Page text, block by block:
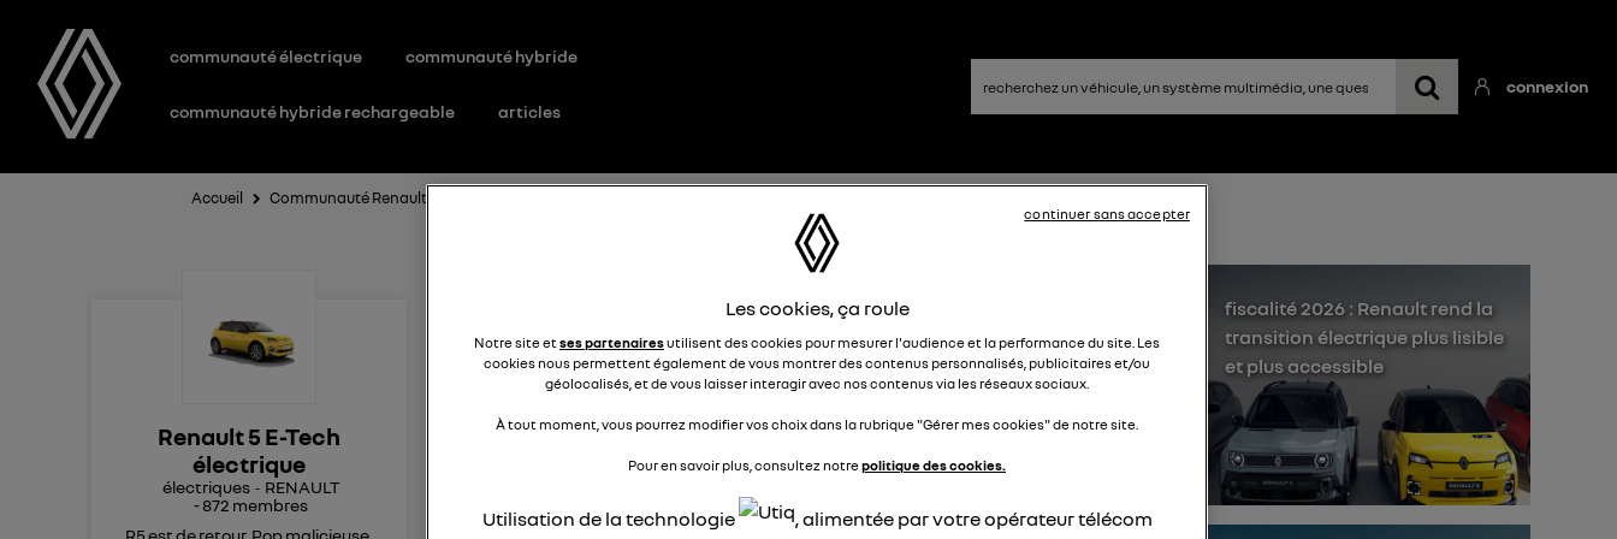
communauté électrique communauté hybride
communauté hybride rechargeable articles
connexion
Accueil Communauté Renault 5 E-Tech électrique
Renault 5 E-Tech
électrique
électriques
RENAULT
-872 membres
R5 est de retour. Pop malicieuse,
Voiture immobilisé
gyle14116633
Le
1 février 2025 16:06
panne juste fait 30km impossible de bouger le véhicule qui reste en
N ,par contre j'ai un défaut de circuit électrique batterie 12V charge
minimum,le véhicule s'éteind tout seul au bout de quelques
secondes . J'ai attendu plus d une heure avant de redémarrer idem
fiscalité 2026 : Renault rend la
transition électrique plus lisible
et plus accessible
Les cookies, ça roule
Notre site etses partenairesutilisent des cookies pour mesurer l'audience et la performance du site. Les
cookies nous permettent également de vous montrer des contenus personnalisés, publicitaires et/ou
géolocalisés, et de vous laisser interagir avec nos contenus via les réseaux sociaux.
À tout moment, vous pourrez modifier vos choix dans la rubrique "Gérer mes cookies" de notre site.
Pour en savoir plus, consultez notrepolitique des cookies.
Utilisation de la technologie
, alimentée par votre opérateur télécom
continuer sans accepter